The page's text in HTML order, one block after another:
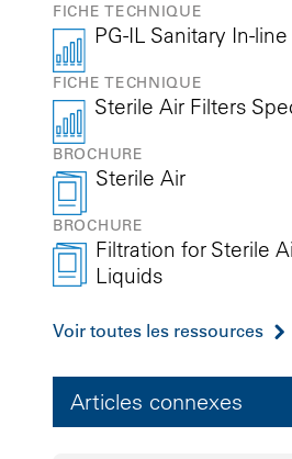
FICHE TECHNIQUE
PG-IL Sanitary In-
FICHE TECHNIQUE
Sterile Air Filters
BROCHURE
Sterile Air
BROCHURE
Filtration for Sterile
Liquids
Voir toutes les ressources
Articles connexes